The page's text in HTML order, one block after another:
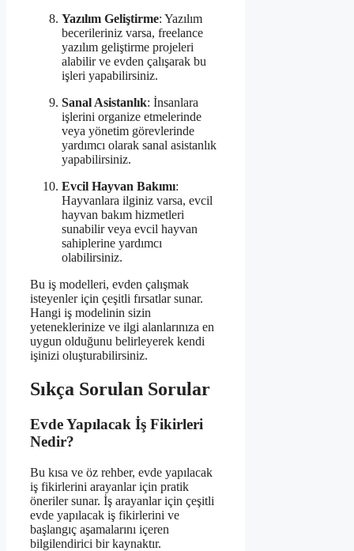
Yazılım Geliştirme: Yazılım
becerileriniz varsa, freelance
yazılım geliştirme projeleri
alabilir ve evden çalışarak bu
işleri yapabilirsiniz.
Sanal Asistanlık: İnsanlara
işlerini organize etmelerinde
veya yönetim görevlerinde
yardımcı olarak sanal asistanlık
yapabilirsiniz.
Evcil Hayvan Bakımı:
Hayvanlara ilginiz varsa, evcil
hayvan bakım hizmetleri
sunabilir veya evcil hayvan
sahiplerine yardımcı
olabilirsiniz.
Bu iş modelleri, evden çalışmak
isteyenler için çeşitli fırsatlar sunar.
Hangi iş modelinin sizin
yeteneklerinize ve ilgi alanlarınıza en
uygun olduğunu belirleyerek kendi
işinizi oluşturabilirsiniz.
Sıkça Sorulan Sorular
Evde Yapılacak İş Fikirleri
Nedir?
Bu kısa ve öz rehber, evde yapılacak
iş fikirlerini arayanlar için pratik
öneriler sunar. İş arayanlar için çeşitli
evde yapılacak iş fikirlerini ve
başlangıç aşamalarını içeren
bilgilendirici bir kaynaktır.